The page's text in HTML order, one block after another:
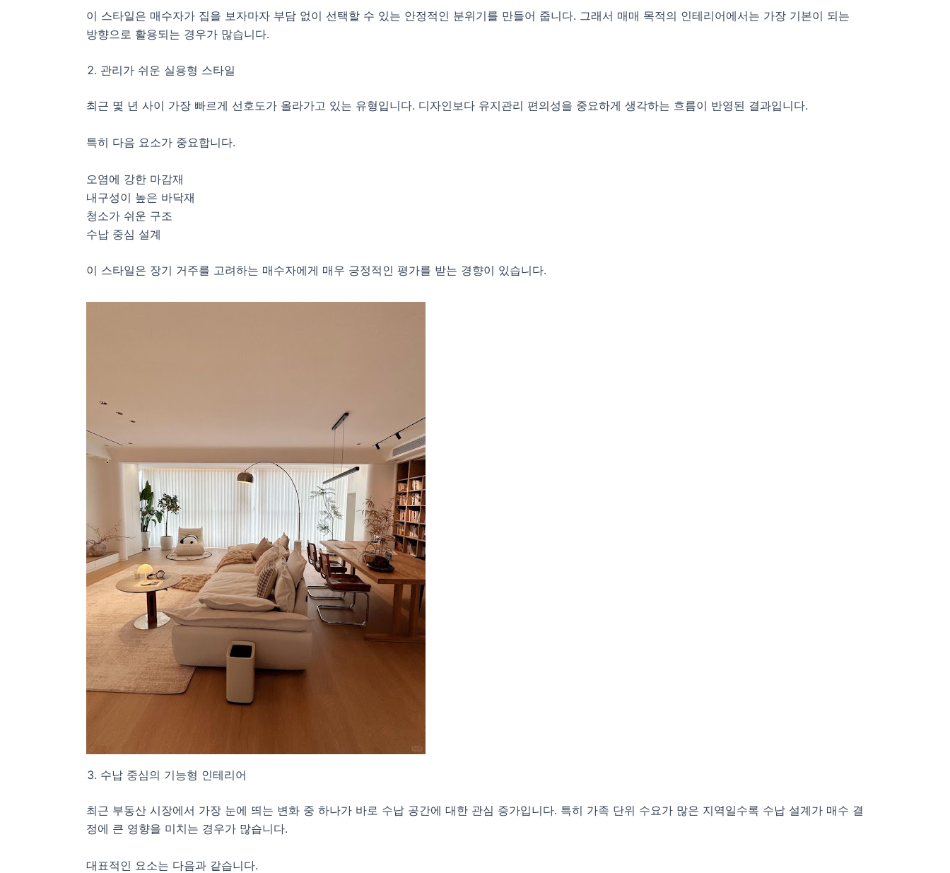
이 스타일은 매수자가 집을 보자마자 부담 없이 선택할 수 있는 안정적인 분위기를 만들어 줍니다. 그래서 매매 목적의 인테리어에서는 가장 기본이 되는
방향으로 활용되는 경우가 많습니다.
관리가 쉬운 실용형 스타일
최근 몇 년 사이 가장 빠르게 선호도가 올라가고 있는 유형입니다. 디자인보다 유지관리 편의성을 중요하게 생각하는 흐름이 반영된 결과입니다.
특히 다음 요소가 중요합니다.
오염에 강한 마감재
내구성이 높은 바닥재
청소가 쉬운 구조
수납 중심 설계
이 스타일은 장기 거주를 고려하는 매수자에게 매우 긍정적인 평가를 받는 경향이 있습니다.
수납 중심의 기능형 인테리어
최근 부동산 시장에서 가장 눈에 띄는 변화 중 하나가 바로 수납 공간에 대한 관심 증가입니다. 특히 가족 단위 수요가 많은 지역일수록 수납 설계가 매수 결
정에 큰 영향을 미치는 경우가 많습니다.
대표적인 요소는 다음과 같습니다.